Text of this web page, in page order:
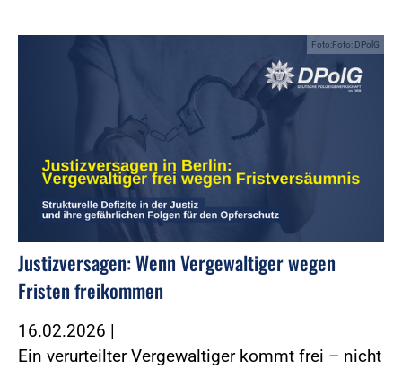
Foto:Foto: DPolG
Justizversagen: Wenn Vergewaltiger wegen
Fristen freikommen
16.02.2026 |
Ein verurteilter Vergewaltiger kommt frei – nicht